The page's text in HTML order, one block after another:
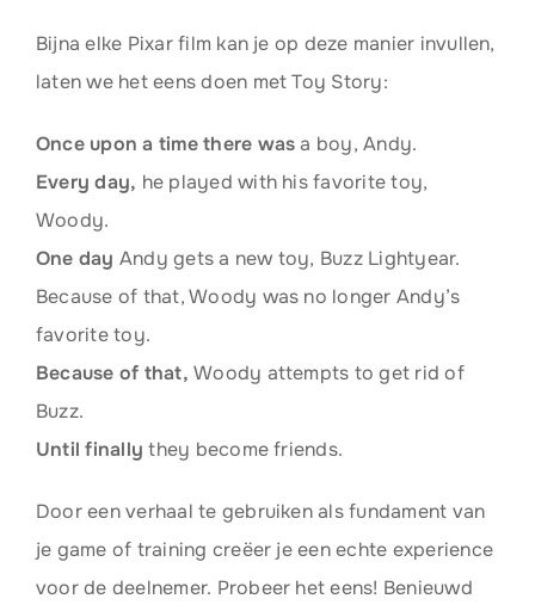
Bijna elke Pixar film kan je op deze manier invullen,
laten we het eens doen met Toy Story:
Once upon a time there wasa boy, Andy.
Every day, he played with his favorite toy,
Woody.
One day Andy gets a new toy, Buzz Lightyear.
Because of that, Woody was no longer Andy’s
favorite toy.
Because of that, Woody attempts to get rid of
Buzz.
Until finally they become friends.
Door een verhaal te gebruiken als fundament van
je game of training creëer je een echte experience
voor de deelnemer. Probeer het eens! Benieuwd